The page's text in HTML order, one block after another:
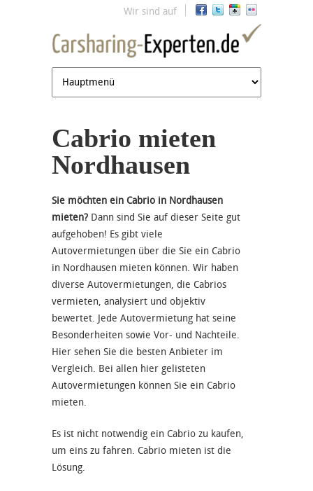
Jump to navigation
Wir sind auf
Cabrio mieten
Nordhausen
Sie möchten ein Cabrio in Nordhausen
mieten? Dann sind Sie auf dieser Seite gut
aufgehoben! Es gibt viele
Autovermietungen über die Sie ein Cabrio
in Nordhausen mieten können. Wir haben
diverse Autovermietungen, die Cabrios
vermieten, analysiert und objektiv
bewertet. Jede Autovermietung hat seine
Besonderheiten sowie Vor- und Nachteile.
Hier sehen Sie die besten Anbieter im
Vergleich. Bei allen hier gelisteten
Autovermietungen können Sie ein Cabrio
mieten.
Es ist nicht notwendig ein Cabrio zu kaufen,
um eins zu fahren. Cabrio mieten ist die
Lösung.